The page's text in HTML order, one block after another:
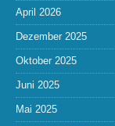
April 2026
Dezember 2025
Oktober 2025
Juni 2025
Mai 2025